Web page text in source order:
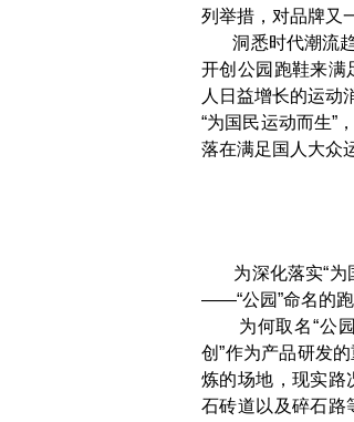
列举措，对品牌又
洞悉时代潮流趋
开创公园跑鞋来满
人日益增长的运动
“为国民运动而生”
落在满足国人大众
为深化落实“为
——“公园”命名的跑
为何取名“公园”
创”作为产品研发
炼的场地，现实路
石砖道以及碎石路